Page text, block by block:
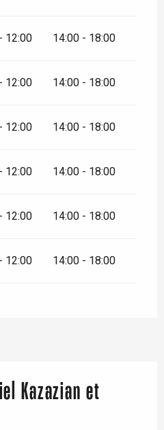
12:00 14:00 - 18:00
12:00 14:00 - 18:00
12:00 14:00 - 18:00
12:00 14:00 - 18:00
12:00 14:00 - 18:00
12:00 14:00 - 18:00
Kazazian et